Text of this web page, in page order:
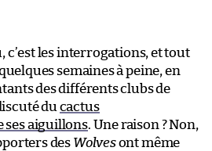
c’est les interrogations, et tout
semaines à peine, en
des différents clubs de
du cactus
ses aiguillons. Une raison ? Non,
des Wolvesont même